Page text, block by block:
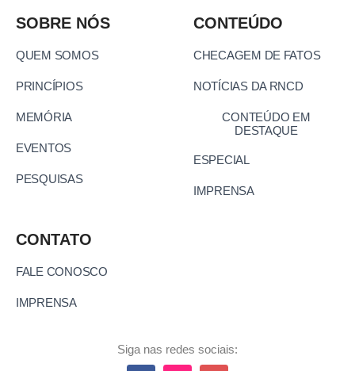
SOBRE NÓS
QUEM SOMOS
PRINCÍPIOS
MEMÓRIA
EVENTOS
PESQUISAS
CONTEÚDO
CHECAGEM DE FATOS
NOTÍCIAS DA RNCD
CONTEÚDO EM
DESTAQUE
ESPECIAL
IMPRENSA
CONTATO
FALE CONOSCO
IMPRENSA
Siga nas redes sociais: